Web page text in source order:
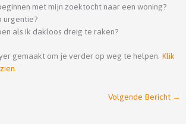
met mijn zoektocht naar een woning?
urgentie?
als ik dakloos dreig te raken?
gemaakt om je verder op weg te helpen. Klik
Volgende Bericht →